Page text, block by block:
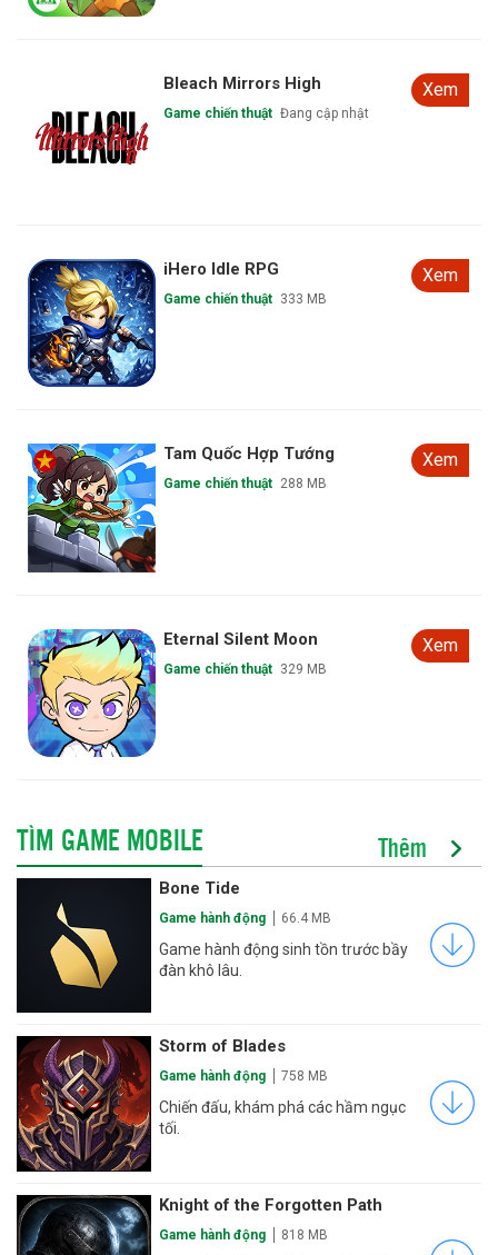
Bleach Mirrors High
Game chiến thuật Đang cập nhật
Xem
iHero Idle RPG
Game chiến thuật 333 MB
Xem
Tam Quốc Hợp Tướng
Game chiến thuật 288 MB
Xem
Eternal Silent Moon
Game chiến thuật 329 MB
Xem
TÌM GAME MOBILE Thêm
Bone Tide
Game hành động 66.4 MB
Game hành động sinh tồn trước bầy
đàn khô lâu.
Storm of Blades
Game hành động 758 MB
Chiến đấu, khám phá các hầm ngục
tối.
Knight of the Forgotten Path
Game hành động 818 MB